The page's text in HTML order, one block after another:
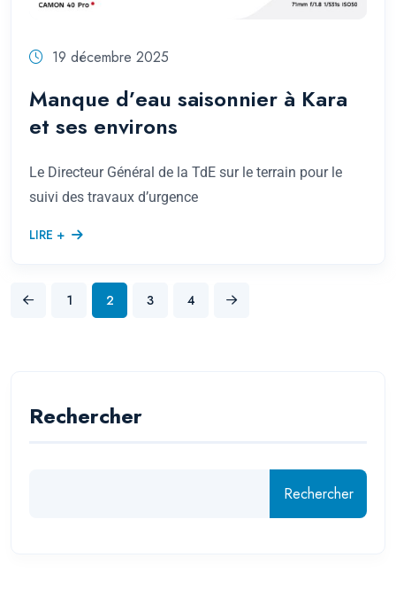
19 décembre 2025
Manque d’eau saisonnier à Kara
et ses environs
Le Directeur Général de la TdE sur le terrain pour le
suivi des travaux d’urgence
LIRE +
1 2 3 4
Rechercher
Rechercher